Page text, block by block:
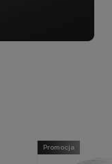
Promocja